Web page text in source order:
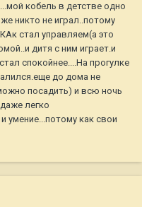
кобель в детстве одно
никто не играл..потому
стал управляем(а это
дитя с ним играет.и
спокойнее....На прогулке
до дома не
посадить) и всю ночь
легко
умение...потому как свои